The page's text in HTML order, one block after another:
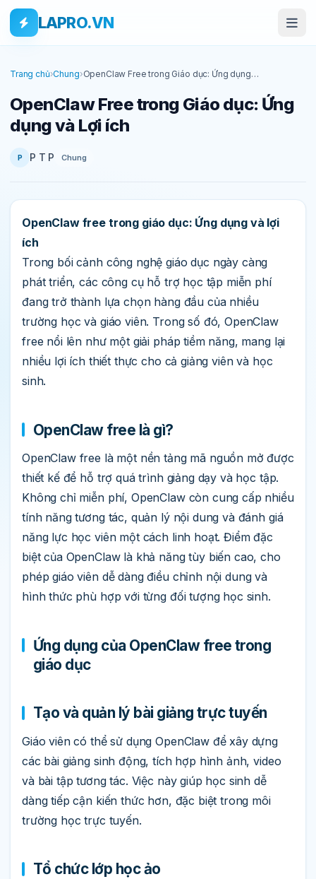
Skip to main content
Bỏ qua tới nội dung
LAPRO.VN
Trang chủ›Chung›OpenClaw Free trong Giáo dục: Ứng dụng
OpenClaw Free trong Giáo dục: Ứng
dụng và Lợi ích
P P T P Chung
OpenClaw free trong giáo dục: Ứng dụng và lợi
ích
Trong bối cảnh công nghệ giáo dục ngày càng
phát triển, các công cụ hỗ trợ học tập miễn phí
đang trở thành lựa chọn hàng đầu của nhiều
trường học và giáo viên. Trong số đó, OpenClaw
free nổi lên như một giải pháp tiềm năng, mang lại
nhiều lợi ích thiết thực cho cả giảng viên và học
sinh.
OpenClaw free là gì?
OpenClaw free là một nền tảng mã nguồn mở được
thiết kế để hỗ trợ quá trình giảng dạy và học tập.
Không chỉ miễn phí, OpenClaw còn cung cấp nhiều
tính năng tương tác, quản lý nội dung và đánh giá
năng lực học viên một cách linh hoạt. Điểm đặc
biệt của OpenClaw là khả năng tùy biến cao, cho
phép giáo viên dễ dàng điều chỉnh nội dung và
hình thức phù hợp với từng đối tượng học sinh.
Ứng dụng của OpenClaw free trong
giáo dục
Tạo và quản lý bài giảng trực tuyến
Giáo viên có thể sử dụng OpenClaw để xây dựng
các bài giảng sinh động, tích hợp hình ảnh, video
và bài tập tương tác. Việc này giúp học sinh dễ
dàng tiếp cận kiến thức hơn, đặc biệt trong môi
trường học trực tuyến.
Tổ chức lớp học ảo